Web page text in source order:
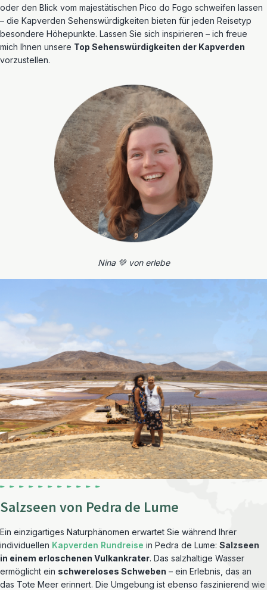
oder den Blick vom majestätischen Pico do Fogo schweifen lassen
– die Kapverden Sehenswürdigkeiten bieten für jeden Reisetyp
besondere Höhepunkte. Lassen Sie sich inspirieren – ich freue
mich Ihnen unsere Top Sehenswürdigkeiten der Kapverden
vorzustellen.
Nina 💚 von erlebe
Salzseen von Pedra de Lume
Ein einzigartiges Naturphänomen erwartet Sie während Ihrer
individuellen Kapverden Rundreise in Pedra de Lume: Salzseen
in einem erloschenen Vulkankrater. Das salzhaltige Wasser
ermöglicht ein schwereloses Schweben – ein Erlebnis, das an
das Tote Meer erinnert. Die Umgebung ist ebenso faszinierend wie